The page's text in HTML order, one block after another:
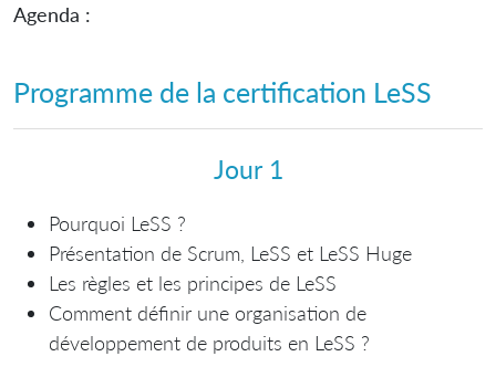
Agenda :
Programme de la certification LeSS
Jour 1
Pourquoi LeSS ?
Présentation de Scrum, LeSS et LeSS Huge
Les règles et les principes de LeSS
Comment définir une organisation de
développement de produits en LeSS ?